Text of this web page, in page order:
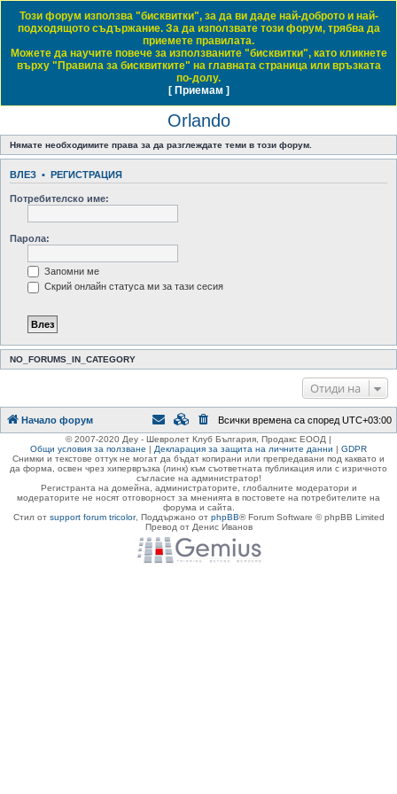
Daewoo & Chevrolet Club Bulgaria
ЧЗВ Правила на форума Влез
Регистрация
Начало форум Orlando
с
е
Виж активните теми
Orlando
Нямате необходимите права за да разглеждате теми в този форум.
ВЛЕЗ • РЕГИСТРАЦИЯ
Потребителско име:
Парола:
Запомни ме
Скрий онлайн статуса ми за тази сесия
NO_FORUMS_IN_CATEGORY
Отиди на
Този форум използва "бисквитки", за да ви даде най-доброто и най-
подходящото съдържание. За да използвате този форум, трябва да
приемете правилата.
Можете да научите повече за използваните "бисквитки", като кликнете
върху "Правила за бисквитките" на главната страница или връзката
по-долу.
[ Приемам ]
Начало форум Всички времена са според UTC+03:00
© 2007-2020 Деу - Шевролет Клуб България, Продакс ЕООД |
Общи условия за ползване | Декларация за защита на личните данни | GDPR
Снимки и текстове оттук не могат да бъдат копирани или препредавани под каквато и
да форма, освен чрез хипервръзка (линк) към съответната публикация или с изричното
съгласие на администратор!
Регистранта на домейна, администраторите, глобалните модератори и
модераторите не носят отговорност за мненията в постовете на потребителите на
форума и сайта.
Стил от support forum tricolor, Поддържано от phpBB® Forum Software © phpBB Limited
Превод от Денис Иванов